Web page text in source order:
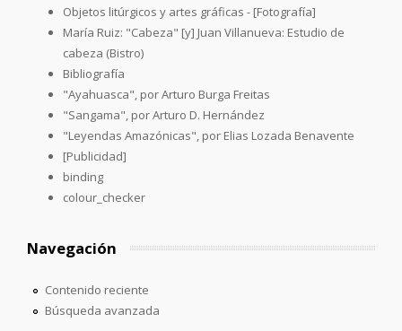
Objetos litúrgicos y artes gráficas - [Fotografía]
María Ruiz: "Cabeza" [y] Juan Villanueva: Estudio de
cabeza (Bistro)
Bibliografía
"Ayahuasca", por Arturo Burga Freitas
"Sangama", por Arturo D. Hernández
"Leyendas Amazónicas", por Elias Lozada Benavente
[Publicidad]
binding
colour_checker
Navegación
Contenido reciente
Búsqueda avanzada